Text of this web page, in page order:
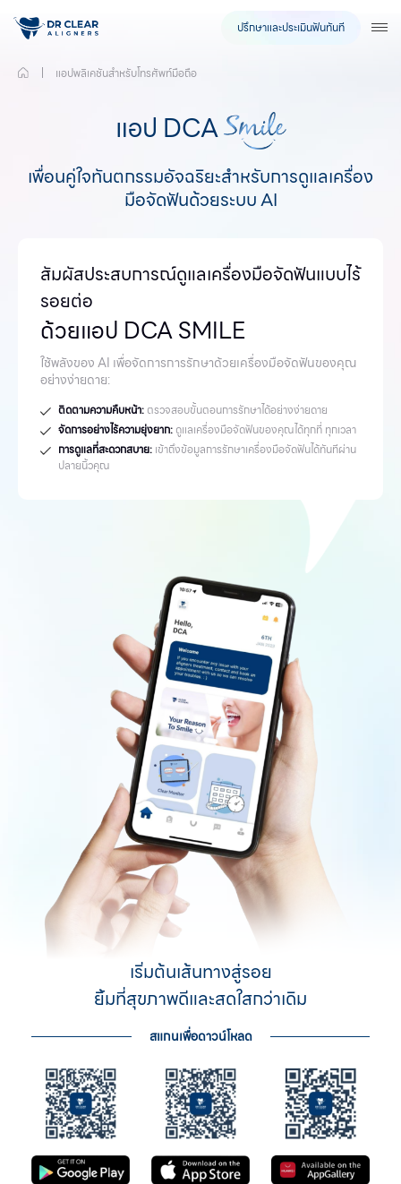
ปรึกษาและประเมินฟันทันที
แอปพลิเคชันสำหรับโทรศัพท์มือถือ
แอป DCA
เพื่อนคู่ใจทันตกรรมอัจฉริยะสำหรับการดูแลเครื่อง
มือจัดฟันด้วยระบบ AI
สัมผัสประสบการณ์ดูแลเครื่องมือจัดฟันแบบไร้
รอยต่อ
ด้วยแอป DCA SMILE
ใช้พลังของ AI เพื่อจัดการการรักษาด้วยเครื่องมือจัดฟันของคุณ
อย่างง่ายดาย:
ติดตามความคืบหน้า: ตรวจสอบขั้นตอนการรักษาได้อย่างง่ายดาย
จัดการอย่างไร้ความยุ่งยาก: ดูแลเครื่องมือจัดฟันของคุณได้ทุกที่ ทุกเวลา
การดูแลที่สะดวกสบาย: เข้าถึงข้อมูลการรักษาเครื่องมือจัดฟันได้ทันทีผ่าน
ปลายนิ้วคุณ
เริ่มต้นเส้นทางสู่รอย
ยิ้มที่สุขภาพดีและสดใสกว่าเดิม
สแกนเพื่อดาวน์โหลด